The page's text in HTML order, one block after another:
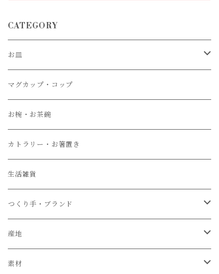
CATEGORY
お皿
大皿
中皿
小皿
マグカップ・コップ
お椀・お茶碗
カトラリー・お箸置き
生活雑貨
つくり手・ブランド
石井菜摘
カイトアヤキ
産地
信楽焼
素材